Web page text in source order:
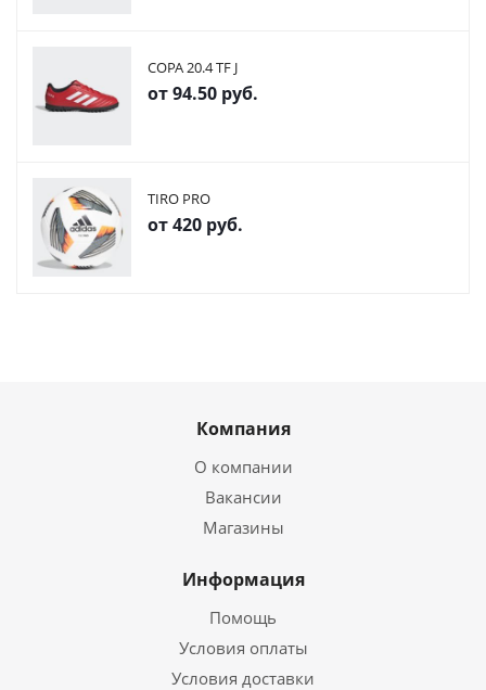
COPA 20.4 TF J
от94.50 руб.
TIRO PRO
от420 руб.
Компания
О компании
Вакансии
Магазины
Информация
Помощь
Условия оплаты
Условия доставки